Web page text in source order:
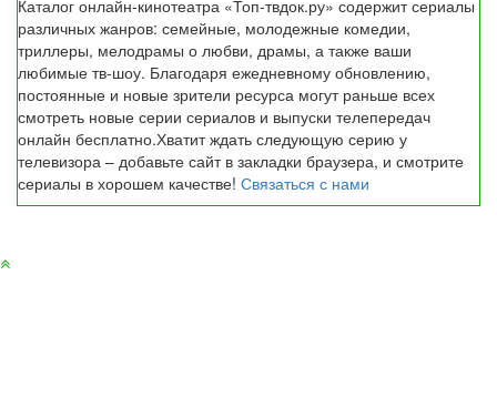
Каталог онлайн-кинотеатра «Топ-твдок.ру» содержит сериалы
различных жанров: семейные, молодежные комедии,
триллеры, мелодрамы о любви, драмы, а также ваши
любимые тв-шоу. Благодаря ежедневному обновлению,
постоянные и новые зрители ресурса могут раньше всех
смотреть новые серии сериалов и выпуски телепередач
онлайн бесплатно.Хватит ждать следующую серию у
телевизора – добавьте сайт в закладки браузера, и смотрите
сериалы в хорошем качестве! Связаться с нами